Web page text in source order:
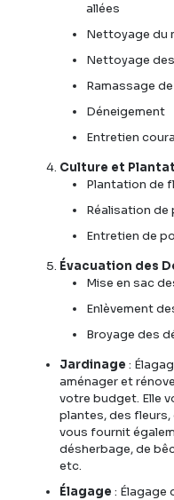
allées
Nettoyage du
Nettoyage
Ramassage
Déneigement
Entretien
Culture et
Plantation de
Réalisation
Entretien de
Évacuation des
Mise en sac
Enlèvement
Broyage des
Jardinage :
aménager et
votre budget. Elle
plantes, des fleurs,
vous fournit
désherbage, de
etc.
Élagage : Élagage